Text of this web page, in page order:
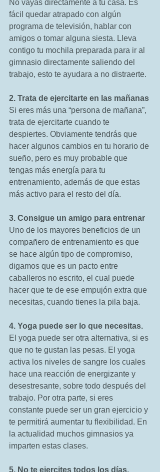
No vayas directamente a tu casa. Es
fácil quedar atrapado con algún
programa de televisión, hablar con
amigos o tomar alguna siesta. Lleva
contigo tu mochila preparada para ir al
gimnasio directamente saliendo del
trabajo, esto te ayudara a no distraerte.
2. Trata de ejercitarte en las mañanas
Si eres más una “persona de mañana”,
trata de ejercitarte cuando te
despiertes. Obviamente tendrás que
hacer algunos cambios en tu horario de
sueño, pero es muy probable que
tengas más energía para tu
entrenamiento, además de que estas
más activo para el resto del día.
3. Consigue un amigo para entrenar
Uno de los mayores beneficios de un
compañero de entrenamiento es que
se hace algún tipo de compromiso,
digamos que es un pacto entre
caballeros no escrito, el cual puede
hacer que te de ese empujón extra que
necesitas, cuando tienes la pila baja.
4. Yoga puede ser lo que necesitas.
El yoga puede ser otra alternativa, si es
que no te gustan las pesas. El yoga
activa los niveles de sangre los cuales
hace una reacción de energizante y
desestresante, sobre todo después del
trabajo. Por otra parte, si eres
constante puede ser un gran ejercicio y
te permitirá aumentar tu flexibilidad. En
la actualidad muchos gimnasios ya
imparten estas clases.
5. No te ejercites todos los días.